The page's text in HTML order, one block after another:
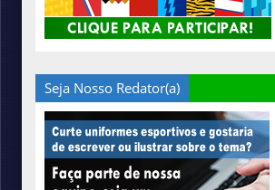
Seja Nosso Redator(a)